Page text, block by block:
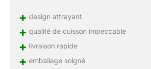
+ design attrayant
+ qualité de cuisson impeccable
+ livraison rapide
+ emballage soigné